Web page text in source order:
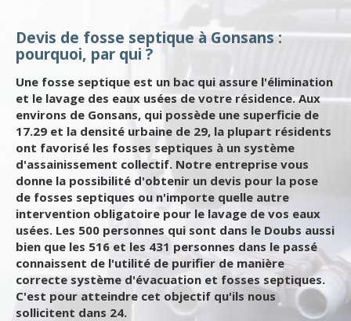
Devis de fosse septique à Gonsans :
pourquoi, par qui ?
Une fosse septique est un bac qui assure l'élimination
et le lavage des eaux usées de votre résidence. Aux
environs de Gonsans, qui possède une superficie de
17.29 et la densité urbaine de 29, la plupart résidents
ont favorisé les fosses septiques à un système
d'assainissement collectif. Notre entreprise vous
donne la possibilité d'obtenir un devis pour la pose
de fosses septiques ou n'importe quelle autre
intervention obligatoire pour le lavage de vos eaux
usées. Les 500 personnes qui sont dans le Doubs aussi
bien que les 516 et les 431 personnes dans le passé
connaissent de l'utilité de purifier de manière
correcte système d'évacuation et fosses septiques.
C'est pour atteindre cet objectif qu'ils nous
sollicitent dans 24.